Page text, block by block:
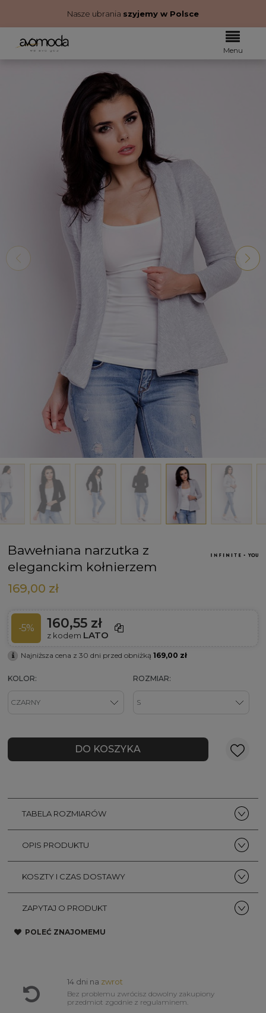
Nasze ubrania szyjemy w Polsce
Bawełniana narzutka z
eleganckim kołnierzem
169,00 zł
-5% 160,55 zł
z kodem LATO
Najniższa cena z 30 dni przed obniżką 169,00 zł
KOLOR: ROZMIAR:
DO KOSZYKA
TABELA ROZMIARÓW
OPIS PRODUKTU
KOSZTY I CZAS DOSTAWY
ZAPYTAJ O PRODUKT
POLEĆ ZNAJOMEMU
14 dni na zwrot
Bez problemu zwrócisz dowolny zakupiony
przedmiot zgodnie z regulaminem.